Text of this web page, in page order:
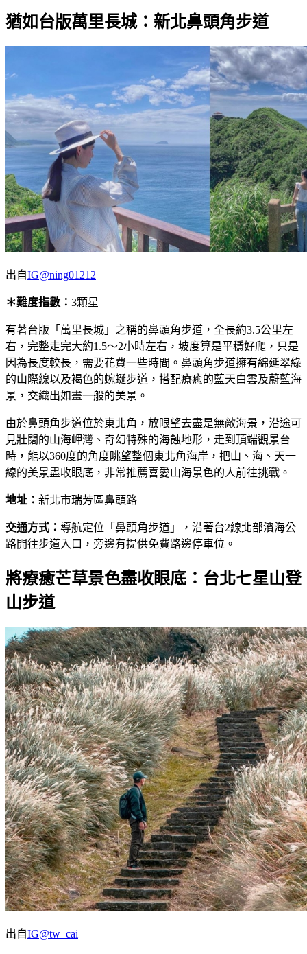
猶如台版萬里長城：新北鼻頭角步道
出自IG@ning01212
＊難度指數： 3顆星
有著台版「萬里長城」之稱的鼻頭角步道，全長約3.5公里左
右，完整走完大約1.5～2小時左右，坡度算是平穩好爬，只是
因為長度較長，需要花費一些時間。鼻頭角步道擁有綿延翠綠
的山際線以及褐色的蜿蜒步道，搭配療癒的藍天白雲及蔚藍海
景，交織出如畫一般的美景。
由於鼻頭角步道位於東北角，放眼望去盡是無敵海景，沿途可
見壯闊的山海岬灣、奇幻特殊的海蝕地形，走到頂端觀景台
時，能以360度的角度眺望整個東北角海岸，把山、海、天一
線的美景盡收眼底，非常推薦喜愛山海景色的人前往挑戰。
地址： 新北市瑞芳區鼻頭路
交通方式： 導航定位「鼻頭角步道」，沿著台2線北部濱海公
路開往步道入口，旁邊有提供免費路邊停車位。
將療癒芒草景色盡收眼底：台北七星山登
山步道
出自IG@tw_cai